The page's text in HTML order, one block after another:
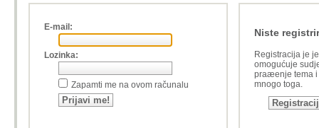
E-mail:
Lozinka:
Zapamti me na ovom računalu
Niste
Registracija je
omogućuje
praæenje tema i
mnogo toga.